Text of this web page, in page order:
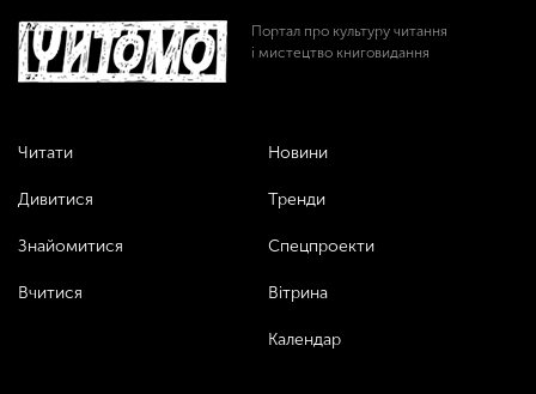
Портал про культуру читання
і мистецтво книговидання
Читати
Дивитися
Знайомитися
Вчитися
Новини
Тренди
Спецпроекти
Вітрина
Календар